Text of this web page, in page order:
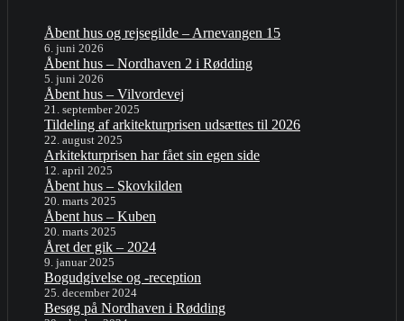
Åbent hus og rejsegilde – Arnevangen 15
6. juni 2026
Åbent hus – Nordhaven 2 i Rødding
5. juni 2026
Åbent hus – Vilvordevej
21. september 2025
Tildeling af arkitekturprisen udsættes til 2026
22. august 2025
Arkitekturprisen har fået sin egen side
12. april 2025
Åbent hus – Skovkilden
20. marts 2025
Åbent hus – Kuben
20. marts 2025
Året der gik – 2024
9. januar 2025
Bogudgivelse og -reception
25. december 2024
Besøg på Nordhaven i Rødding